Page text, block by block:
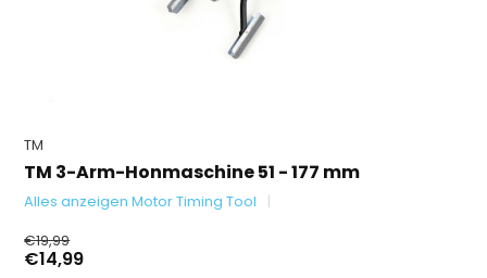
TM
TM 3-Arm-Honmaschine 51 - 177 mm
Alles anzeigen Motor Timing Tool
€19,99
€14,99